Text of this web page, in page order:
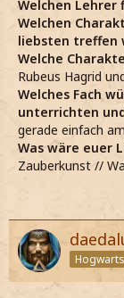
Welchen
Welchen
liebsten treffen
Welche
Rubeus Hagrid
Welches Fach
unterrichten
gerade einfach
Was wäre euer
Zauberkunst //